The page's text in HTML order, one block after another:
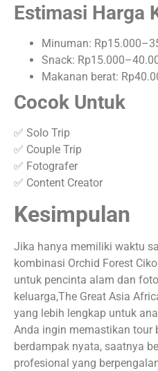
Estimasi Harga
Minuman:
Snack:
Makanan berat:
Cocok Untuk
✅ Solo Trip
✅ Couple Trip
✅ Fotografer
✅ Content Creator
Kesimpulan
Jika hanya memiliki waktu
kombinasi Orchid Forest
untuk pencinta alam dan
keluarga,The Great Asia
yang lebih lengkap untuk
Anda ingin memastikan tour
berdampak nyata, saatnya
profesional yang